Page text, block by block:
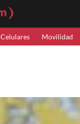
Celulares Movilidad